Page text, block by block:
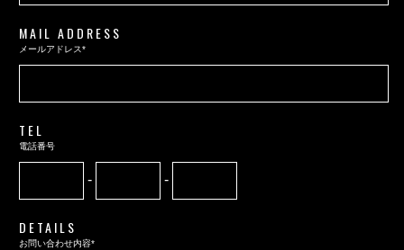
MAIL ADDRESS
メールアドレス*
TEL
電話番号
- -
DETAILS
お問い合わせ内容*